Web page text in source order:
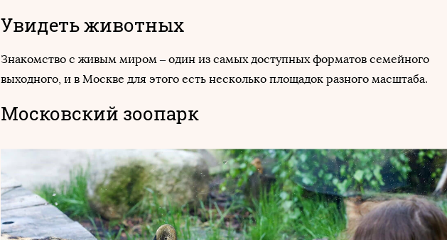
Увидеть животных
Знакомство с живым миром – один из самых доступных форматов семейного
выходного, и в Москве для этого есть несколько площадок разного масштаба.
Московский зоопарк